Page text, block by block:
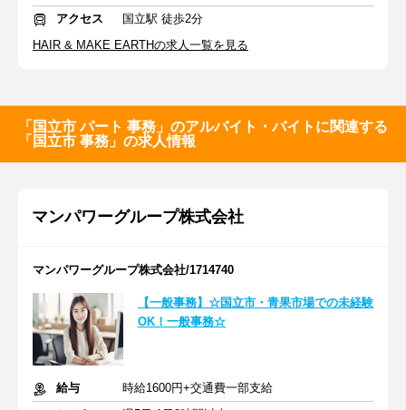
アクセス
国立駅 徒歩2分
HAIR & MAKE EARTHの求人一覧を見る
「国立市 パート 事務」のアルバイト・バイトに関連する
「国立市 事務」の求人情報
マンパワーグループ株式会社
マンパワーグループ株式会社/1714740
【一般事務】☆国立市・青果市場での未経験
OK！一般事務☆
給与
時給1600円+交通費一部支給